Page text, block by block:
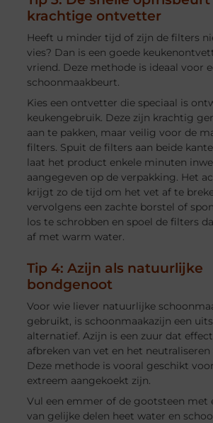
krachtige ontvetter
Heeft u minder tijd of zijn de filters
vies? Dan is een goede
vriend. Deze methode is ideaal voor
schoonmaakbeurt.
Kies een ontvetter die speciaal is
keukengebruik. Deze zijn krachtig
aan te pakken, maar veilig voor de
filters. Spuit de filters aan beide
laat het product enkele minuten
aangegeven op de verpakking. Het
krijgt zo de tijd om het vet af te
vervolgens een zachte borstel of
los te schrobben en spoel de filters
af met warm water.
Tip 4: Azijn als natuurlijke
bondgenoot
Voor wie liever natuurlijke
gebruikt, is schoonmaakazijn een
alternatief. Azijn is een zuur dat
afbreken van vet en het neutraliseren
Deze methode is vooral geschikt
extreem aangekoekt zijn.
Vul een emmer of de gootsteen met
van gelijke delen heet water en